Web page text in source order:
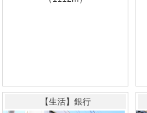
【生活】銀行